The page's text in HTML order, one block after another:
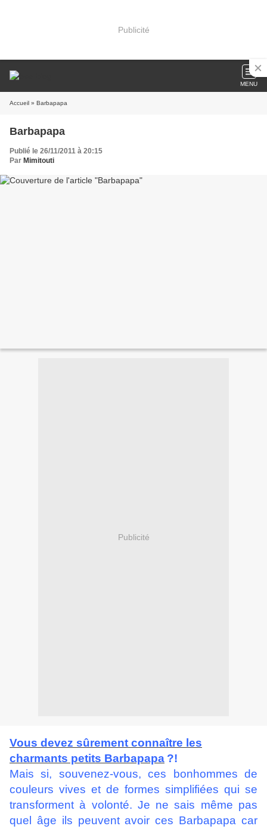
Publicité
MENU
Accueil » Barbapapa
Barbapapa
Publié le 26/11/2011 à 20:15
Par Mimitouti
Publicité
Vous devez sûrement connaître les
charmants petits Barbapapa ?!
Mais si, souvenez-vous, ces bonhommes de
couleurs vives et de formes simplifiées qui se
transforment à volonté. Je ne sais même pas
quel âge ils peuvent avoir ces Barbapapa car